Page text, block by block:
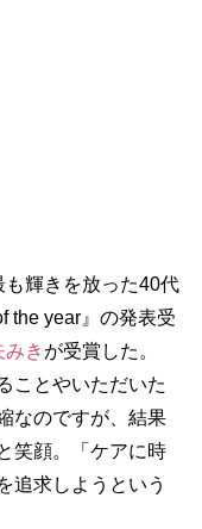
輝きを放った40代
the year』の発表受
みき が受賞した。
ことやいただいた
なのですが、結果
笑顔。「ケアに時
追求しようという